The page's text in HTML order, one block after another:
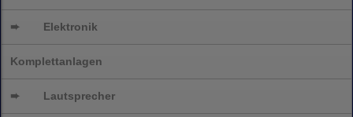
➨ Elektronik
Komplettanlagen
➨ Lautsprecher